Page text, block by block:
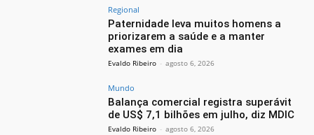
Regional
Paternidade leva muitos homens a
priorizarem a saúde e a manter
exames em dia
Evaldo Ribeiro - agosto 6, 2026
Mundo
Balança comercial registra superávit
de US$ 7,1 bilhões em julho, diz MDIC
Evaldo Ribeiro - agosto 6, 2026